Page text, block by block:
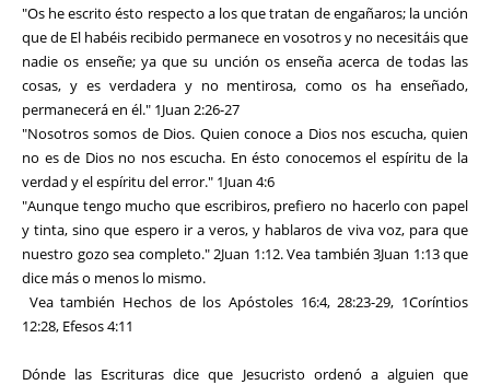
"Os he escrito ésto respecto a los que tratan de engañaros; la unción
que de El habéis recibido permanece en vosotros y no necesitáis que
nadie os enseñe; ya que su unción os enseña acerca de todas las
cosas, y es verdadera y no mentirosa, como os ha enseñado,
permanecerá en él." 1Juan 2:26-27
"Nosotros somos de Dios. Quien conoce a Dios nos escucha, quien
no es de Dios no nos escucha. En ésto conocemos el espíritu de la
verdad y el espíritu del error." 1Juan 4:6
"Aunque tengo mucho que escribiros, prefiero no hacerlo con papel
y tinta, sino que espero ir a veros, y hablaros de viva voz, para que
nuestro gozo sea completo." 2Juan 1:12. Vea también 3Juan 1:13 que
dice más o menos lo mismo.
Vea también Hechos de los Apóstoles 16:4, 28:23-29, 1Coríntios
12:28, Efesos 4:11
Dónde las Escrituras dice que Jesucristo ordenó a alguien que